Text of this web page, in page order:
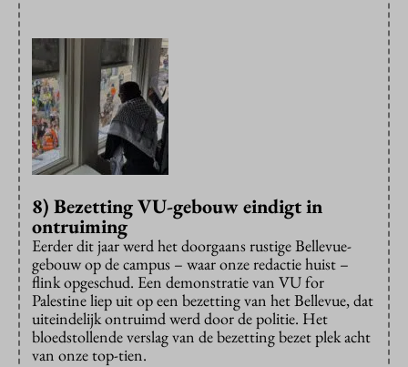
8) Bezetting VU-gebouw eindigt in
ontruiming
Eerder dit jaar werd het doorgaans rustige Bellevue-
gebouw op de campus – waar onze redactie huist –
flink opgeschud. Een demonstratie van VU for
Palestine liep uit op een bezetting van het Bellevue, dat
uiteindelijk ontruimd werd door de politie. Het
bloedstollende verslag van de bezetting bezet plek acht
van onze top-tien.